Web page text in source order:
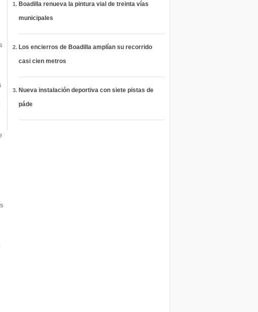
Boadilla renueva la pintura vial de treinta vías
municipales
Los encierros de Boadilla amplían su recorrido
casi cien metros
Nueva instalación deportiva con siete pistas de
páde